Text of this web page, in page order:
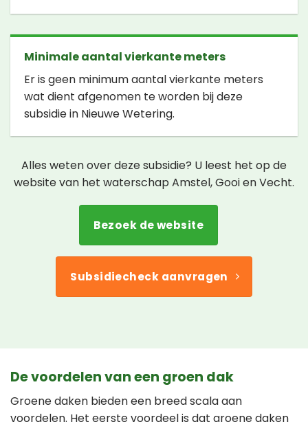
Minimale aantal vierkante meters
Er is geen minimum aantal vierkante meters
wat dient afgenomen te worden bij deze
subsidie in Nieuwe Wetering.
Alles weten over deze subsidie? U leest het op de
website van het waterschap Amstel, Gooi en Vecht.
Bezoek de website
Subsidiecheck aanvragen
De voordelen van een groen dak
Groene daken bieden een breed scala aan
voordelen. Het eerste voordeel is dat groene daken